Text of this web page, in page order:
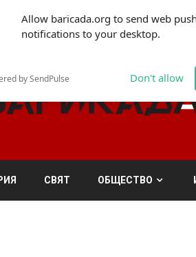
Allow baricada.org to send web push
notifications to your desktop.
by SendPulse Don't allow
За контакти За реклама
СВЯТ ОБЩЕСТВО